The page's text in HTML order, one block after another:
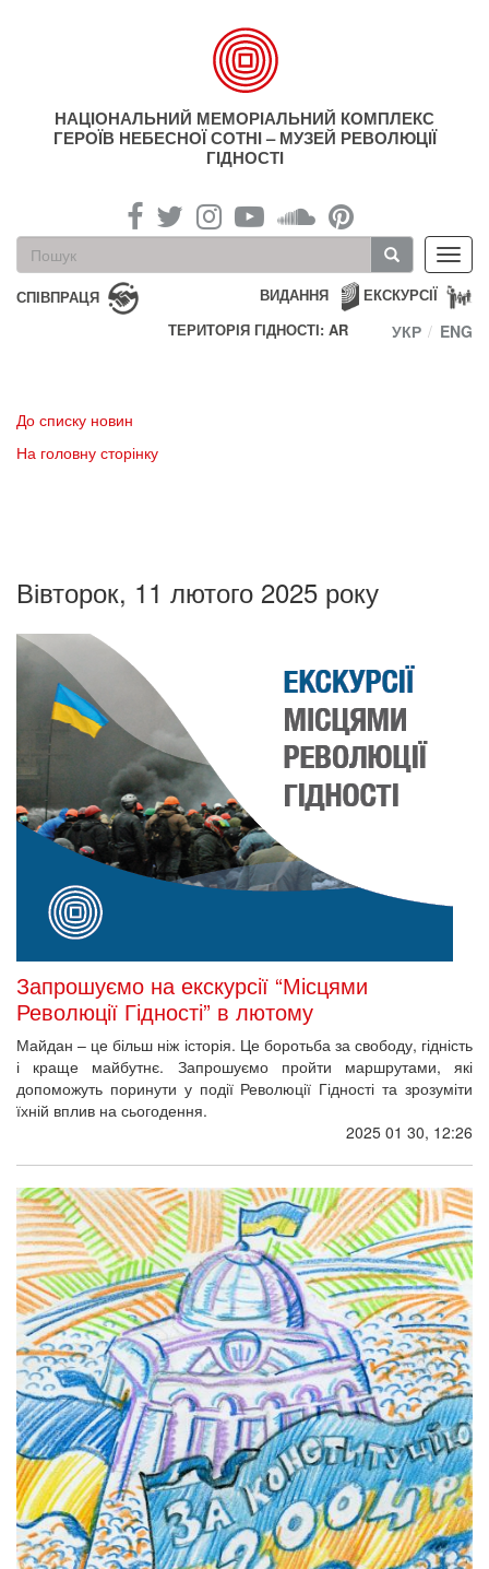
НАЦІОНАЛЬНИЙ МЕМОРІАЛЬНИЙ КОМПЛЕКС
ГЕРОЇВ НЕБЕСНОЇ СОТНІ – МУЗЕЙ РЕВОЛЮЦІЇ
ГІДНОСТІ
Пошукова
форма
Пошук
СПІВПРАЦЯ ЕКСКУРСІЇ
ВИДАННЯ
ТЕРИТОРІЯ ГІДНОСТІ: AR
УКР ENG
До списку новин
На головну сторінку
Вівторок, 11 лютого 2025 року
Запрошуємо на екскурсії “Місцями
Революції Гідності” в лютому
Майдан – це більш ніж історія. Це боротьба за свободу, гідність
і краще майбутнє. Запрошуємо пройти маршрутами, які
допоможуть поринути у події Революції Гідності та зрозуміти
їхній вплив на сьогодення.
2025 01 30, 12:26